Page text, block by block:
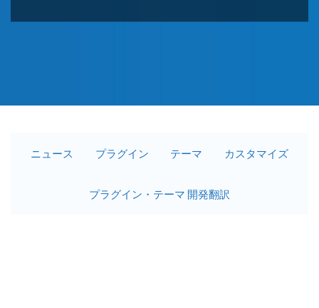
ニュース プラグイン テーマ カスタマイズ
プラグイン・テーマ 開発翻訳